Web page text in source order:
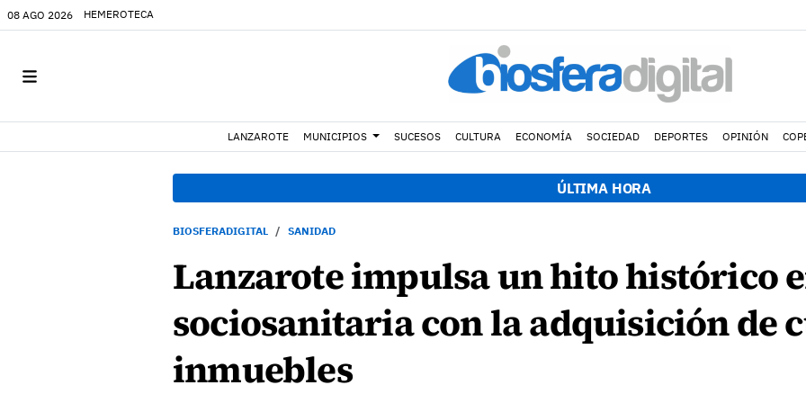
08 AGO 2026 HEMEROTECA
LANZAROTE MUNICIPIOS SUCESOS CULTURA ECONOMÍA SOCIEDAD DEPORTES OPINIÓN
ÚLTIMA HORA
BIOSFERADIGITAL SANIDAD
Lanzarote impulsa un hito histórico
sociosanitaria con la adquisición de
inmuebles